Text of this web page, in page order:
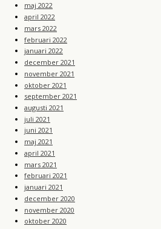
maj 2022
april 2022
mars 2022
februari 2022
januari 2022
december 2021
november 2021
oktober 2021
september 2021
augusti 2021
juli 2021
juni 2021
maj 2021
april 2021
mars 2021
februari 2021
januari 2021
december 2020
november 2020
oktober 2020